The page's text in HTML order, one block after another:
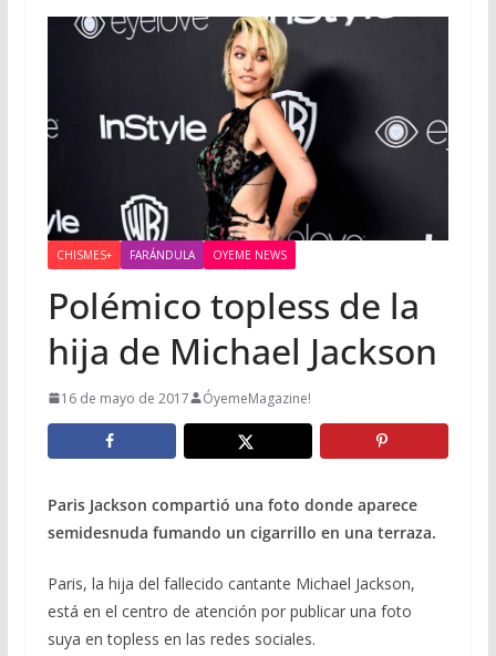
CHISMES+ FARÁNDULA OYEME NEWS
Polémico topless de la
hija de Michael Jackson
16 de mayo de 2017 ÓyemeMagazine!
Paris Jackson compartió una foto donde aparece
semidesnuda fumando un cigarrillo en una terraza.
Paris, la hija del fallecido cantante Michael Jackson,
está en el centro de atención por publicar una foto
suya en topless en las redes sociales.